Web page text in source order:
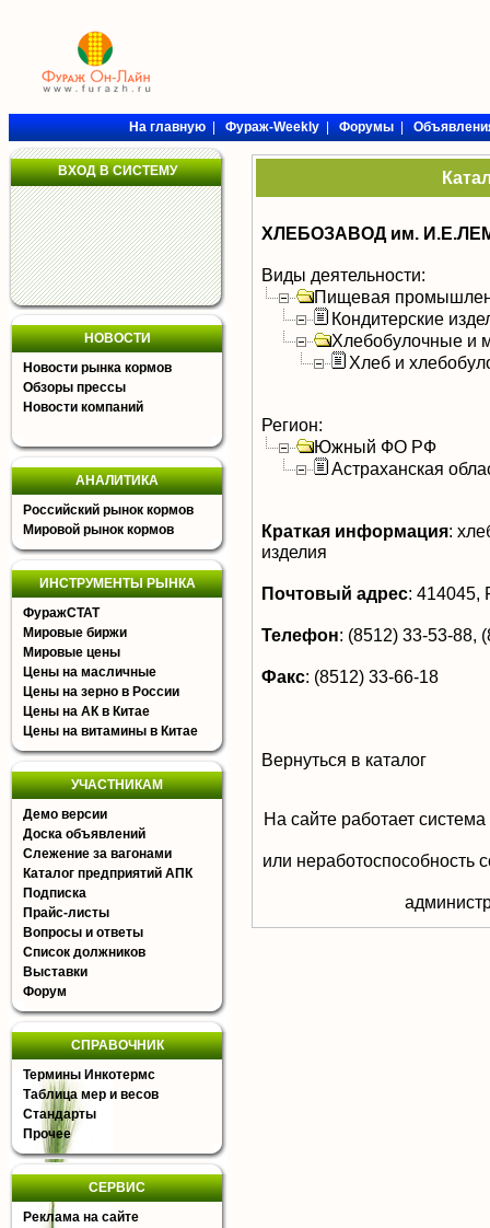
На главную|Фураж-Weekly|Форумы|
ВХОД В СИСТЕМУ
НОВОСТИ
Новости рынка кормов
Обзоры прессы
Новости компаний
АНАЛИТИКА
Российский рынок кормов
Мировой рынок кормов
ИНСТРУМЕНТЫ РЫНКА
ФуражСТАТ
Мировые биржи
Мировые цены
Цены на масличные
Цены на зерно в России
Цены на АК в Китае
Цены на витамины в Китае
УЧАСТНИКАМ
Демо версии
Доска объявлений
Слежение за вагонами
Каталог предприятий АПК
Подписка
Прайс-листы
Вопросы и ответы
Список должников
Выставки
Форум
СПРАВОЧНИК
Термины Инкотермс
Таблица мер и весов
Стандарты
Прочее
СЕРВИС
Реклама на сайте
ХЛЕБОЗАВОД им.
Виды деятельности:
Пищевая
Кондитерские
Хлебобулочные и
Хлеб и
Регион:
Южный ФО РФ
Астраханская
Краткая информация:
изделия
Почтовый адрес: 414045,
Телефон: (8512) 33-53-88,
Факс: (8512) 33-66-18
Вернуться в каталог
На сайте работает
или неработоспособность